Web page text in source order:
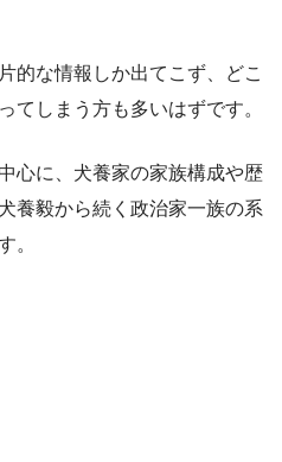
的な情報しか出てこず、どこ
てしまう方も多いはずです。
心に、犬養家の家族構成や歴
養毅から続く政治家一族の系
。